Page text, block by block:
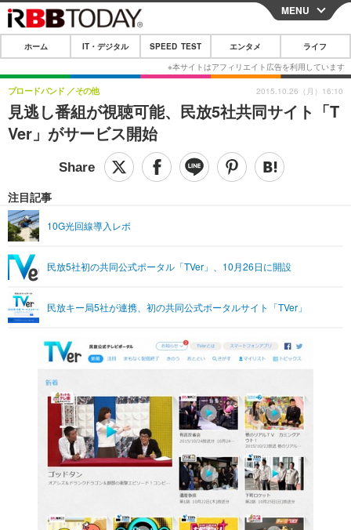
CLOSE
ホーム
IT・デジタル
IT・デジタルTOP スマートフォン
ショッピング その他
SPEED TEST
エンタメTOP 映画・ドラマ
グラビア ブログ
ショッピング その他
ライフTOP
リリース一覧
プッシュ通知の停止方法
MENU
ホーム IT・デジタル SPEED TEST エンタメ ライフ
見逃し番組が視聴可能、民放5社共同サイト「T
Ver」がサービス開始
ブロードバンド その他
注目記事
10G光回線導入レポ
民放5社初の共同公式ポータル「TVer」、10月26日に開設
民放キー局5社が連携、初の共同公式ポータルサイト「TVer」
2015.10.26（月）16:10